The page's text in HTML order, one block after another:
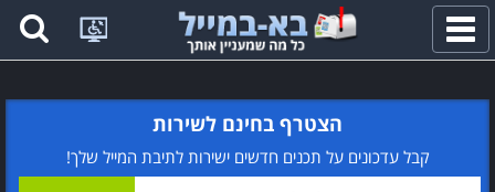
פתח
תפריט
הצטרף בחינם לשירות
קבל עדכונים על תכנים חדשים ישירות לתיבת המייל שלך!